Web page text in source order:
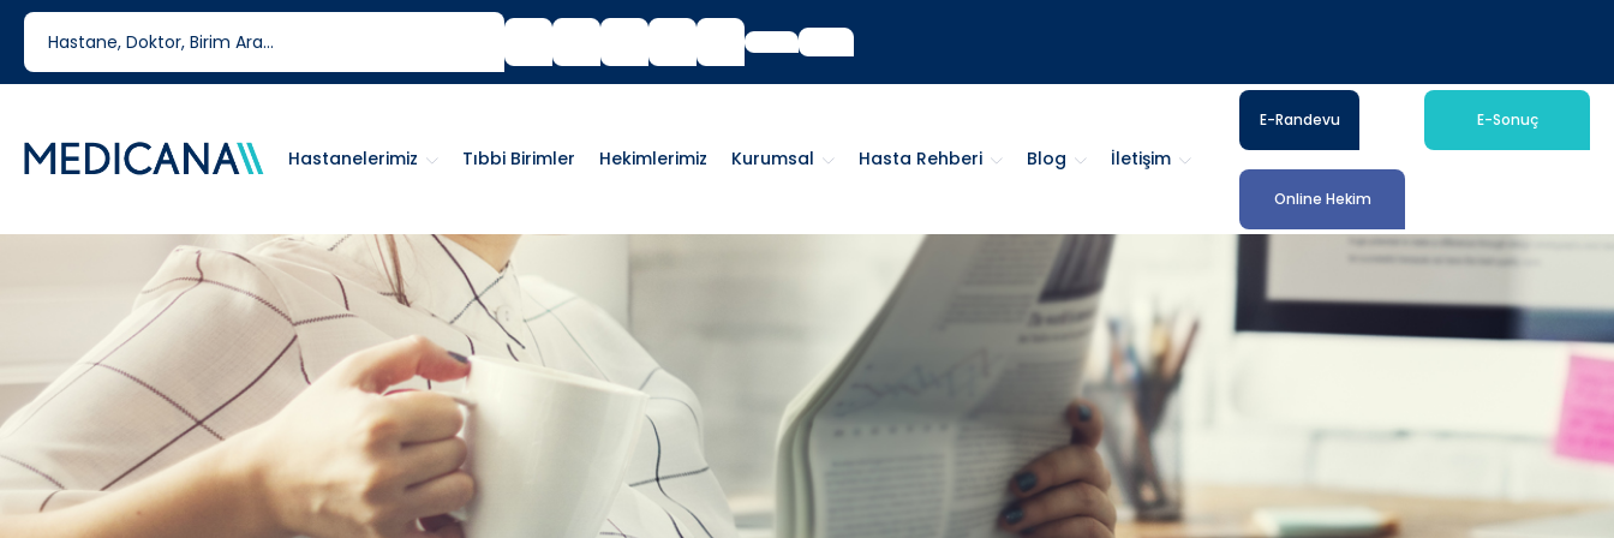
444 6 334
Tıbbi Birimler Hekimlerimiz Kurumsal Hasta Rehberi Blog İletişim
Hastanelerimiz
E-Randevu E-Sonuç
Online Hekim